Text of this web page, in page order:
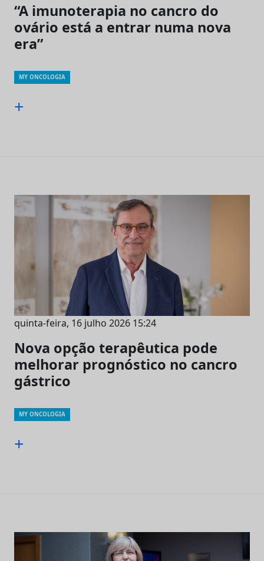
“A imunoterapia no cancro do
ovário está a entrar numa nova
era”
MY ONCOLOGIA
+
quinta-feira, 16 julho 2026 15:24
Nova opção terapêutica pode
melhorar prognóstico no cancro
gástrico
MY ONCOLOGIA
+